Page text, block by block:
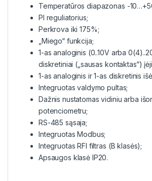
Temperatūros diapazonas -
PI reguliatorius;
Perkrova iki 175%;
„Miego“ funkcija;
1-as analoginis (0..10V arba
diskretiniai („sausas kontaktas“)
1-as analoginis ir 1-as diskretinis
Integruotas valdymo pultas;
Dažnis nustatomas vidiniu arba
potenciometru;
RS-485 sąsaja;
Integruotas Modbus;
Integruotas RFI filtras (B klasės);
Apsaugos klasė IP20.